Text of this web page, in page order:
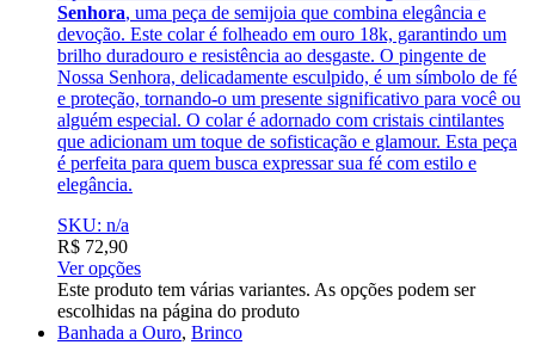
Senhora, uma peça de semijoia que combina elegância e
devoção. Este colar é folheado em ouro 18k, garantindo um
brilho duradouro e resistência ao desgaste. O pingente de
Nossa Senhora, delicadamente esculpido, é um símbolo de fé
e proteção, tornando-o um presente significativo para você ou
alguém especial. O colar é adornado com cristais cintilantes
que adicionam um toque de sofisticação e glamour. Esta peça
é perfeita para quem busca expressar sua fé com estilo e
elegância.
SKU: n/a
R$ 72,90
Ver opções
Este produto tem várias variantes. As opções podem ser
escolhidas na página do produto
Banhada a Ouro, Brinco